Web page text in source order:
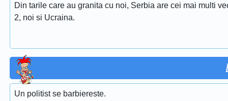
Din tarile care au granita cu noi, Serbia are cei mai multi
2, noi si Ucraina.
Un politist se barbiereste.